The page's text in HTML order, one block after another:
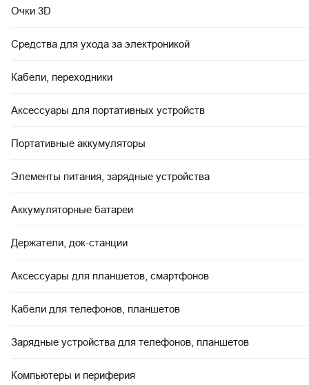
Очки 3D
Средства для ухода за электроникой
Кабели, переходники
Аксессуары для портативных устройств
Портативные аккумуляторы
Элементы питания, зарядные устройства
Аккумуляторные батареи
Держатели, док-станции
Аксессуары для планшетов, смартфонов
Кабели для телефонов, планшетов
Зарядные устройства для телефонов, планшетов
Компьютеры и периферия